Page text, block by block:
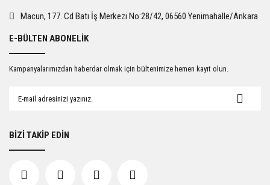
Gönder
Macun, 177. Cd Batı İş Merkezi No:28/42, 06560 Yenimahalle/Ankara
E-BÜLTEN ABONELİK
Kampanyalarımızdan haberdar olmak için bültenimize hemen kayıt olun.
BİZİ TAKİP EDİN